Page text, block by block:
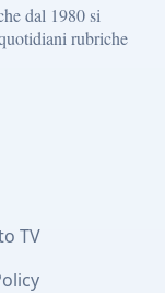
dal 1980 si
rubriche
TV